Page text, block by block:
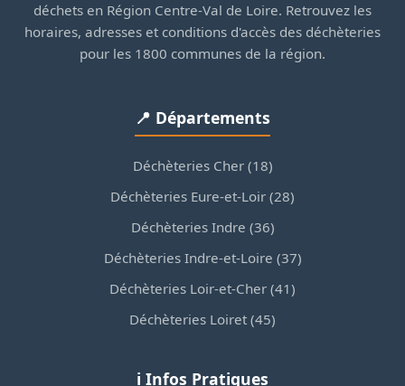
déchets en Région Centre-Val de Loire. Retrouvez les
horaires, adresses et conditions d'accès des déchèteries
pour les 1800 communes de la région.
📍 Départements
Déchèteries Cher (18)
Déchèteries Eure-et-Loir (28)
Déchèteries Indre (36)
Déchèteries Indre-et-Loire (37)
Déchèteries Loir-et-Cher (41)
Déchèteries Loiret (45)
ℹ️ Infos Pratiques